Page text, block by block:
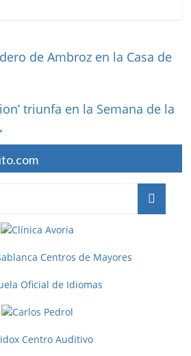
de Ambroz en la Casa de
triunfa en la Semana de la